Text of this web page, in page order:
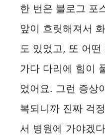
한 번은 블로그 포
앞이 흐릿해져서
도 있었고, 또 어떤
가다 다리에 힘이
었어요. 그런 증상
복되니까 진짜 걱
서 병원에 가야겠